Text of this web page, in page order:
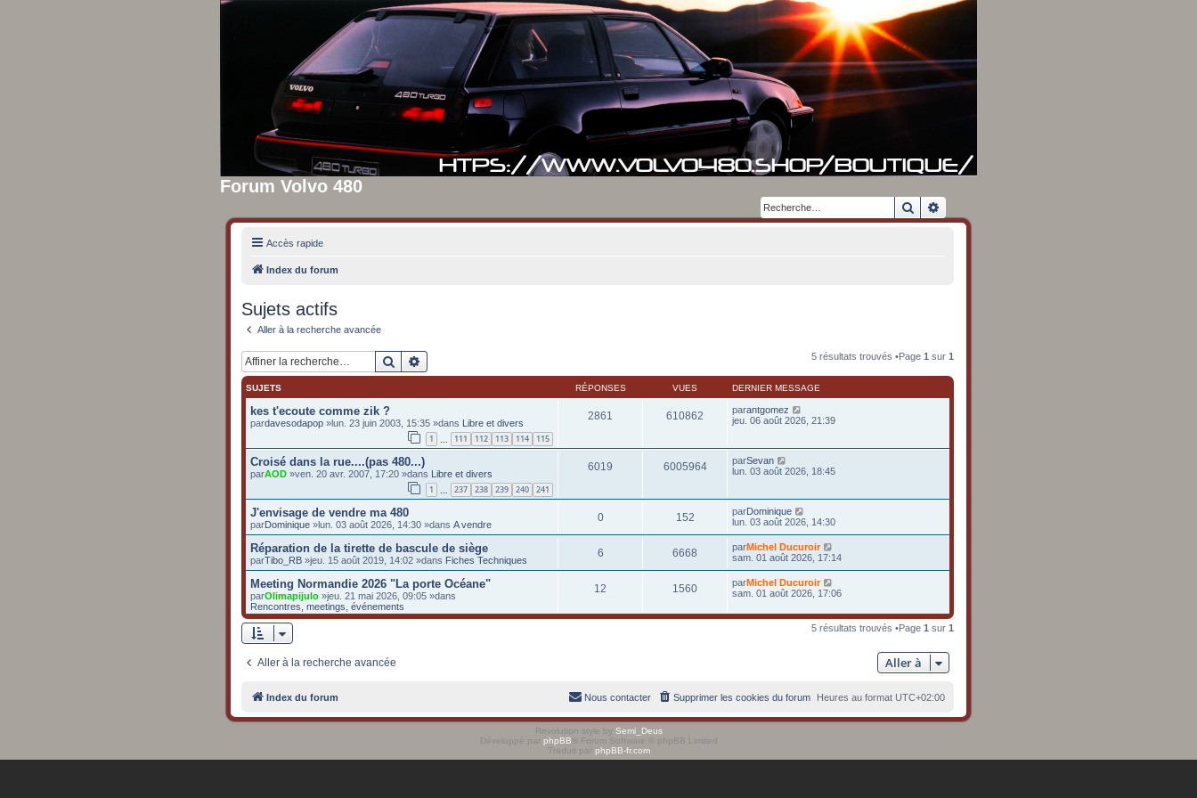
Forum Volvo 480
Rechercher
Accès rapide
Index du forum
Sujets actifs
Aller à la recherche avancée
Rechercher 5 résultats trouvés •Page 1 sur 1
SUJETS RÉPONSES VUES DERNIER MESSAGE
kes t'ecoute comme zik ?
pardavesodapop »lun. 23 juin 2003, 15:35 »dans Libre et divers
1 111 112 113 114 115
2861 610862 parantgomez
jeu. 06 août 2026, 21:39
Croisé dans la rue....(pas 480...)
parAOD »ven. 20 avr. 2007, 17:20 »dans Libre et divers
1 … 237 238 239 240 241
6019 6005964 parSevan
lun. 03 août 2026, 18:45
J'envisage de vendre ma 480
parDominique »lun. 03 août 2026, 14:30 »dans A vendre
0 152 parDominique
lun. 03 août 2026, 14:30
Réparation de la tirette de bascule de siège
parTibo_RB »jeu. 15 août 2019, 14:02 »dans Fiches Techniques
6 6668 parMichel Ducuroir
sam. 01 août 2026, 17:14
Meeting Normandie 2026 "La porte Océane"
parOlimapijulo »jeu. 21 mai 2026, 09:05 »dans
Rencontres, meetings, événements
12 1560 parMichel Ducuroir
sam. 01 août 2026, 17:06
5 résultats trouvés •Page 1 sur 1
Aller à la recherche avancée Aller à
Index du forum Heures au format UTC+02:00
Supprimer les cookies du forum
Nous contacter
Revolution style by Semi_Deus
Développé par phpBB ® Forum Software © phpBB Limited
Traduit par phpBB-fr.com